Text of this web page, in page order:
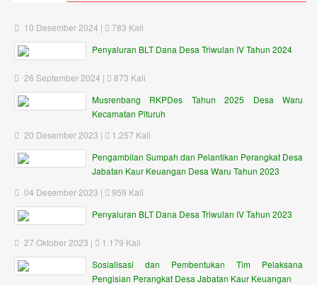
10 Desember 2024 |
783 Kali
Penyaluran BLT Dana Desa Triwulan IV Tahun 2024
26 September 2024 |
873 Kali
Musrenbang RKPDes Tahun 2025 Desa Waru
Kecamatan Pituruh
20 Desember 2023 |
1.257 Kali
Pengambilan Sumpah dan Pelantikan Perangkat Desa
Jabatan Kaur Keuangan Desa Waru Tahun 2023
04 Desember 2023 |
959 Kali
Penyaluran BLT Dana Desa Triwulan IV Tahun 2023
27 Oktober 2023 |
1.179 Kali
Sosialisasi dan Pembentukan Tim Pelaksana
Pengisian Perangkat Desa Jabatan Kaur Keuangan